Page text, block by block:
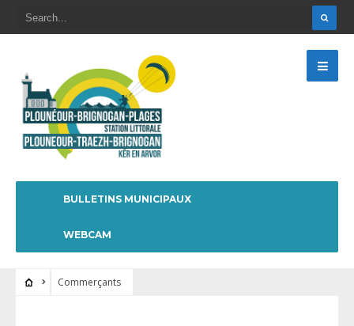
BULLETINS MUNICIPAUX
WEBCAM
Commerçants